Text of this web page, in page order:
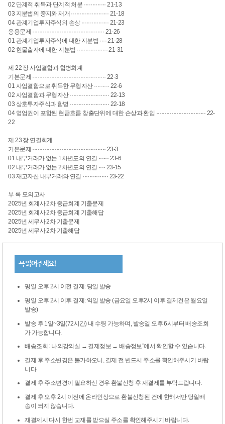
02 단계적 취득과 단계적 처분 ············· 21-13
03 지분법의 중지와 재개 ······················ 21-18
04 관계기업투자주식의 손상 ················ 21-23
응용문제 ·········································· 21-26
01 관계기업투자주식에 대한 지분법 ···· 21-28
02 현물출자에 대한 지분법 ·················· 21-31
제 22 장 사업결합과 합병회계
기본문제 ··········································· 22-3
01 사업결합으로 취득한 무형자산 ········· 22-6
02 사업결합과 무형자산 ······················· 22-13
03 상호투자주식과 합병 ······················· 22-18
04 영업권이 포함된 현금흐름 창출단위에 대한 손상과 환입 ····························· 22-
22
제 23 장 연결회계
기본문제 ··········································· 23-3
01 내부거래가 없는 1차년도의 연결 ······ 23-6
02 내부거래가 없는 2차년도의 연결 ···· 23-15
03 재고자산 내부거래와 연결 ··············· 23-22
부 록 모의고사
2025년 회계사 2차 중급회계 기출문제
2025년 회계사 2차 중급회계 기출해답
2025년 세무사 2차 기출문제
2025년 세무사 2차 기출해답
꼭 읽어주세요!
평일 오후 2시 이전 결제: 당일 발송
평일 오후 2시 이후 결제: 익일 발송 (금요일 오후2시 이후 결제건은 월요일
발송)
발송 후 1일~3일(72시간) 내 수령 가능하며, 발송일 오후 6시부터 배송조회
가 가능합니다.
배송조회 : 나의강의실 → 결제정보 → 배송정보”에서 확인할 수 있습니다.
결제 후 주소변경은 불가하오니, 결제 전 반드시 주소를 확인해주시기 바랍
니다.
결제 후 주소변경이 필요하신 경우 환불신청 후 재결제를 부탁드립니다.
결제 후 오후 2시 이전에 온라인상으로 환불신청된 건에 한해서만 당일배
송이 되지 않습니다.
재결제시 다시 한번 교재를 받으실 주소를 확인해주시기 바랍니다.